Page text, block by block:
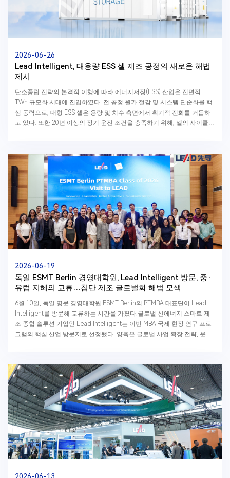
2026-06-26
Lead Intelligent, 대용량 ESS 셀 제조 공정의 새로운 해법
제시
탄소중립 전략의 본격적 이행에 따라 에너지저장(ESS) 산업은 전면적
TWh 규모화 시대에 진입하였다. 전 공정 원가 절감 및 시스템 단순화를 핵
심 동력으로, 대형 ESS 셀은 용량 및 치수 측면에서 획기적 진화를 거듭하
고 있다. 또한 20년 이상의 장기 운전 조건을 충족하기 위해, 셀의 사이클
2026-06-19
독일 ESMT Berlin 경영대학원, Lead Intelligent 방문, 중·
유럽 지혜의 교류…첨단 제조 글로벌화 해법 모색
6월 10일, 독일 명문 경영대학원 ESMT Berlin의 PTMBA 대표단이 Lead
Intelligent를 방문해 교류하는 시간을 가졌다.글로벌 신에너지 스마트 제
조 종합 솔루션 기업인 Lead Intelligent는 이번 MBA 국제 현장 연구 프로
그램의 핵심 산업 방문지로 선정됐다. 양측은 글로벌 사업 확장 전략, 운영